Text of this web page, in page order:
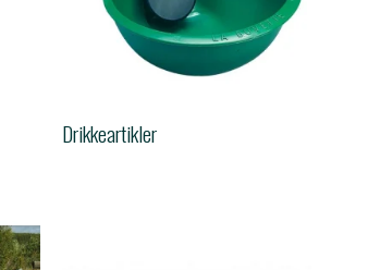
Drikkeartikler